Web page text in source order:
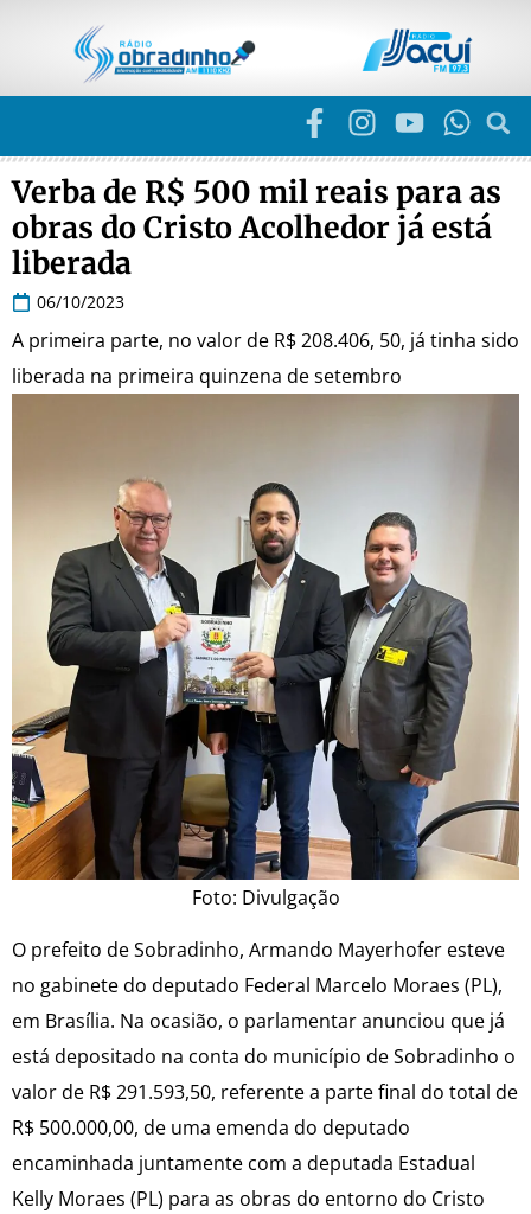
Verba de R$ 500 mil reais para as
obras do Cristo Acolhedor já está
liberada
06/10/2023
A primeira parte, no valor de R$ 208.406, 50, já tinha sido
liberada na primeira quinzena de setembro
Foto: Divulgação
O prefeito de Sobradinho, Armando Mayerhofer esteve
no gabinete do deputado Federal Marcelo Moraes (PL),
em Brasília. Na ocasião, o parlamentar anunciou que já
está depositado na conta do município de Sobradinho o
valor de R$ 291.593,50, referente a parte final do total de
R$ 500.000,00, de uma emenda do deputado
encaminhada juntamente com a deputada Estadual
Kelly Moraes (PL) para as obras do entorno do Cristo